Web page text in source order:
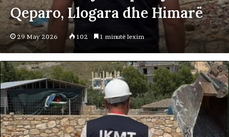
Qeparo, Llogara dhe Himarë
29 May 2026 102 1 minutë lexim